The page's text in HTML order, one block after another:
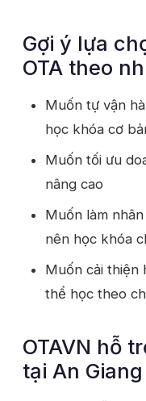
Gợi ý lựa
OTA theo
Muốn tự vận
học khóa cơ
Muốn tối ưu
nâng cao
Muốn làm
nên học khóa
Muốn cải thiện
thể học theo
OTAVN hỗ
tại An Giang